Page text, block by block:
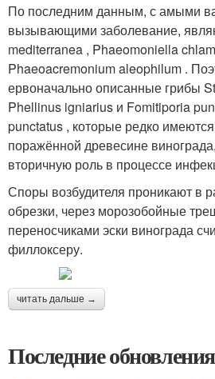
По последним данным, с амыми
вызывающими заболевание,
mediterranea , Phaeomoniella
Phaeoacremonium aleophilum .
ервоначально описанные грибы
Phellinus igniarius и Fomitiporia
punctatus , которые редко
поражённой древесине
вторичную роль в процессе
Споры возбудителя проникают в
обрезки, через морозобойные
переносчиками эски винограда
филлоксеру.
читать дальше →
Последние